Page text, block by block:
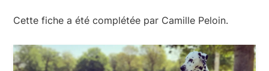
Cette fiche a été complétée par Camille Peloin.